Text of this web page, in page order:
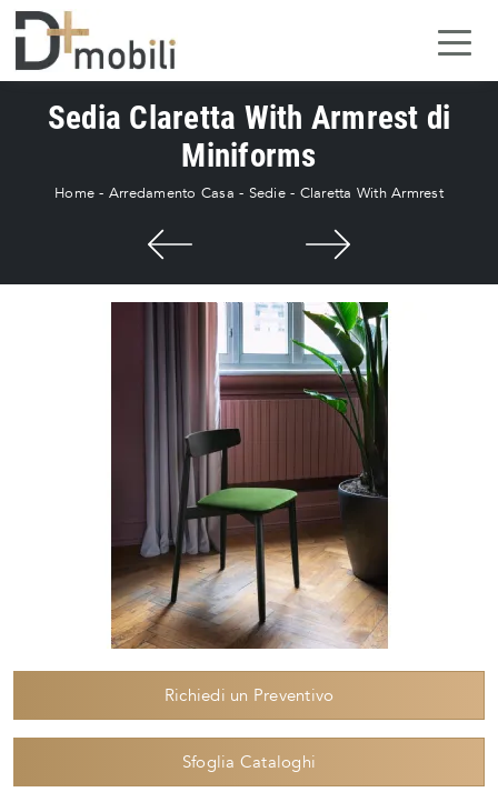
Sedia Claretta With Armrest di
Miniforms
Home - Arredamento Casa - Sedie - Claretta With Armrest
Richiedi un Preventivo
Sfoglia Cataloghi